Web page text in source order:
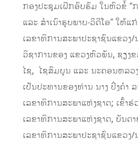
ກອງປະຊຸມເຝິກອົບຮົມ ໃນຫົວຂໍ້ “ກ
ແລະ ສຳເນົາຮູບພາບ-ວີດີໂອ” ໃຫ້ແ
ເລຂາທິການສະພາປະຊາຊົນແຂວງ
ວິຊາການຂອງ ແຂວງຫົວພັນ, ຊຽງຂ
ໄຊ, ໄຊສົມບູນ ແລະ ນະຄອນຫລວ
ເປັນປະທານຂອງທ່ານ ນາງ ປິ່ງຄຳ
ເລຂາທິການສະພາແຫ່ງຊາດ; ເຂົ້າ
ເລຂາທິການສະພາແຫ່ງຊາດ, ບັນດາ
ເລຂາທິການສະພາປະຊາຊົນແຂວງ